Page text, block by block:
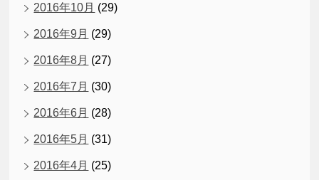
2016年10月 (29)
2016年9月 (29)
2016年8月 (27)
2016年7月 (30)
2016年6月 (28)
2016年5月 (31)
2016年4月 (25)